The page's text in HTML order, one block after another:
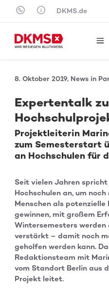
Skip to content
DKMS.de
8. Oktober 2019, News in
Expertentalk
Projektleiterin
zum Semesterstart
an Hochschulen für
Seit vielen Jahren
Hochschulen an, um
Menschen als
gewinnen, mit großem
Wintersemesters
verstärkt – damit noch
geholfen werden kann.
Redaktionsteam mit
vom Standort Berlin aus
Projekt leitet.